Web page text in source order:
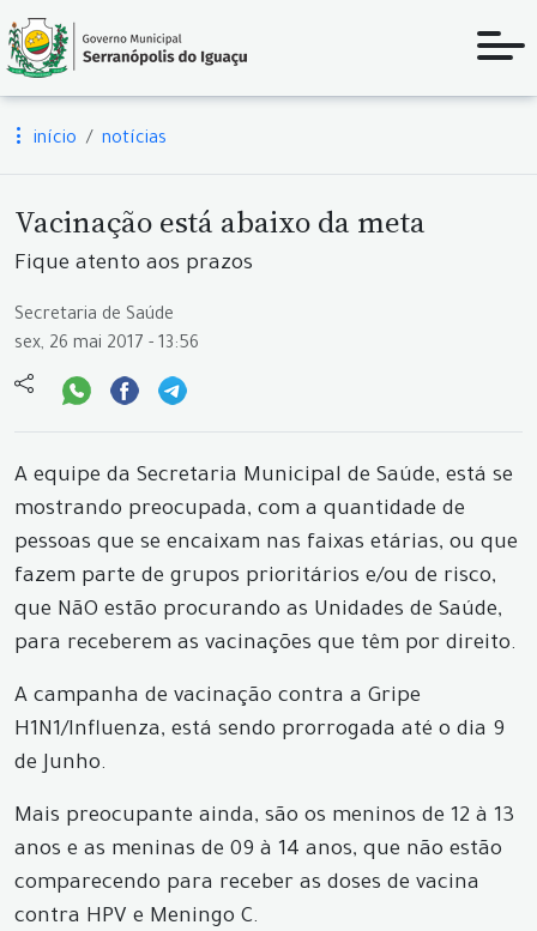
início notícias
Vacinação está abaixo da meta
Fique atento aos prazos
Secretaria de Saúde
sex, 26 mai 2017 - 13:56
A equipe da Secretaria Municipal de Saúde, está se
mostrando preocupada, com a quantidade de
pessoas que se encaixam nas faixas etárias, ou que
fazem parte de grupos prioritários e/ou de risco,
que NãO estão procurando as Unidades de Saúde,
para receberem as vacinações que têm por direito.
A campanha de vacinação contra a Gripe
H1N1/Influenza, está sendo prorrogada até o dia 9
de Junho.
Mais preocupante ainda, são os meninos de 12 à 13
anos e as meninas de 09 à 14 anos, que não estão
comparecendo para receber as doses de vacina
contra HPV e Meningo C.